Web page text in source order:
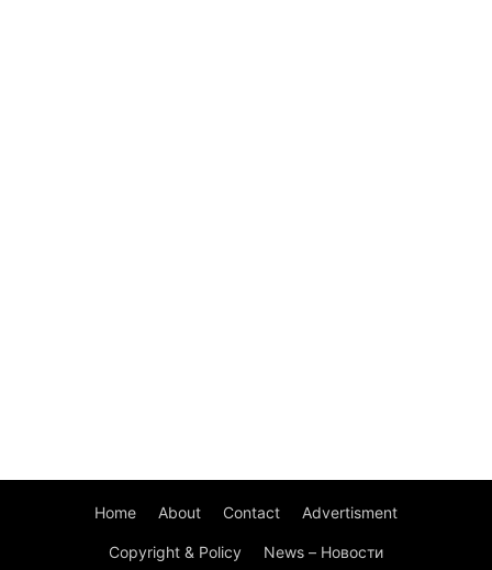
Home About Contact Advertisment
Copyright & Policy News – Новости